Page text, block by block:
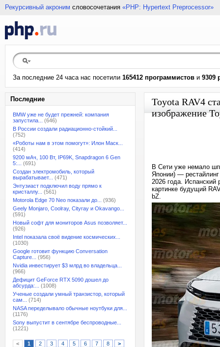
Рекурсивный акроним словосочетания «PHP: Hypertext Preprocessor»
За последние 24 часа нас посетили 165412 программистов и 9309
Последние
BMW уже не будет прежней: компания
запустила...
(646)
В России создали радиационно-стойкий...
(752)
«Роботы нам в этом помогут»: Илон Маск...
(414)
9200 мАч, 100 Вт, IP69K, Snapdragon 6 Gen
5:...
(691)
Создан электромобиль, который
вырабатывает...
(471)
Энтузиаст подключил воду прямо к
кристаллу...
(561)
Motorola Edge 70 Neo показали до...
(936)
Geely Monjaro, Coolray, Cityray и Okavango...
(591)
Новый софт для мониторов Asus позволяет...
(926)
Intel показала своё видение космических...
(1030)
Google готовит функцию Conversation
Capture...
(956)
Nvidia инвестирует $3 млрд во владельца...
(966)
Дефицит GeForce RTX 5090 дошел до
абсурда:...
(1008)
Ученые создали умный транзистор, который
сам...
(714)
NASA переделывало обычные ноутбуки для...
(1176)
Sony выпустит в сентябре беспроводные...
(1221)
< 1 2 3 4 5 6 7 8 >
Toyota RAV4
изображение
В Сети уже немало
Японии) —
2026 года. Испанский
картинке будущий
bZ.